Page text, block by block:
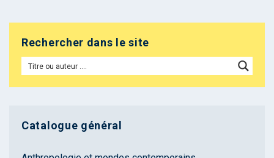
Rechercher dans le site
Catalogue général